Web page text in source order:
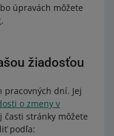
úpravách môžete
.
žiadosťou
pracovných dní. Jej
o zmeny v
časti stránky môžete
podľa: